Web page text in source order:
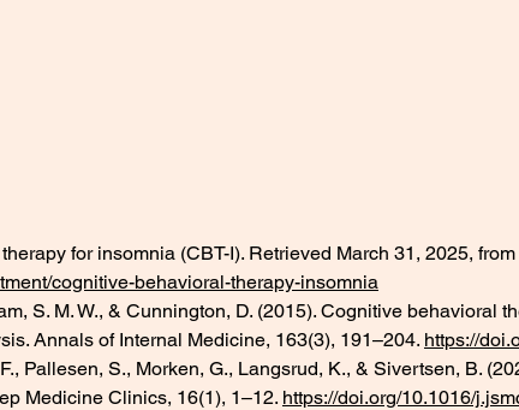
for insomnia (CBT-I). Retrieved March 31, 2025, from
cognitive-behavioral-therapy-insomnia
S. M. W., & Cunnington, D. (2015). Cognitive behavioral
Annals of Internal Medicine, 163(3), 191–204. https://
Pallesen, S., Morken, G., Langsrud, K., & Sivertsen, B.
Medicine Clinics, 16(1), 1–12. https://doi.org/10.1016/